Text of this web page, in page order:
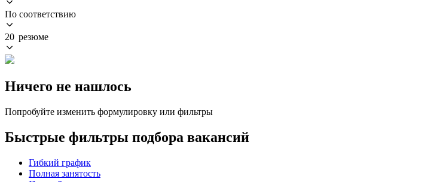
По соответствию
20 резюме
Ничего не нашлось
Попробуйте изменить формулировку или фильтры
Быстрые фильтры подбора вакансий
Гибкий график
Полная занятость